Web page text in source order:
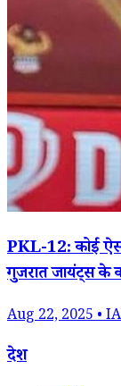
PKL-12: कोई
गुजरात जायंट्स के
Aug 22, 2025 •
देश